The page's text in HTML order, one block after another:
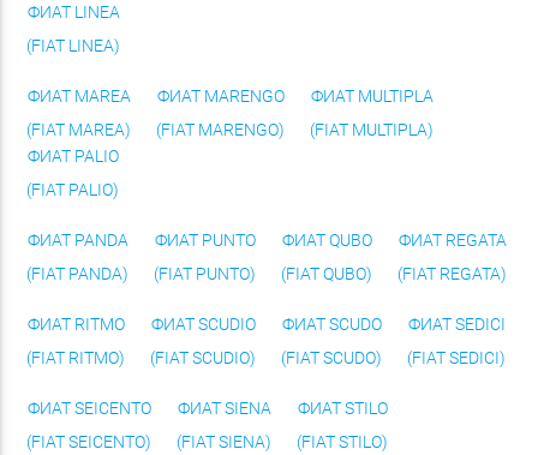
ФИАТ LINEA
(FIAT LINEA)
ФИАТ MAREA
(FIAT MAREA)
ФИАТ MARENGO
(FIAT MARENGO)
ФИАТ MULTIPLA
(FIAT MULTIPLA)
ФИАТ PALIO
(FIAT PALIO)
ФИАТ PANDA
(FIAT PANDA)
ФИАТ PUNTO
(FIAT PUNTO)
ФИАТ QUBO
(FIAT QUBO)
ФИАТ REGATA
(FIAT REGATA)
ФИАТ RITMO
(FIAT RITMO)
ФИАТ SCUDIO
(FIAT SCUDIO)
ФИАТ SCUDO
(FIAT SCUDO)
ФИАТ SEDICI
(FIAT SEDICI)
ФИАТ SEICENTO
(FIAT SEICENTO)
ФИАТ SIENA
(FIAT SIENA)
ФИАТ STILO
(FIAT STILO)